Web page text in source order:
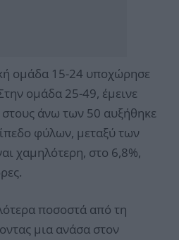
ομάδα 15-24 υποχώρησε
ομάδα 25-49, έμεινε
άνω των 50 αυξήθηκε
φύλων, μεταξύ των
χαμηλότερη, στο 6,8%,
ποσοστά από τη
μια ανάσα στον